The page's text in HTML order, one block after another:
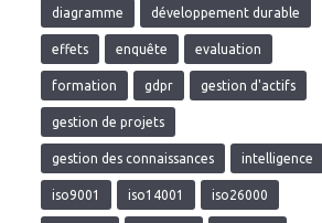
diagramme développement durable
effets enquête evaluation
formation gdpr gestion d'actifs
gestion de projets
gestion des connaissances intelligence
iso9001 iso14001 iso26000